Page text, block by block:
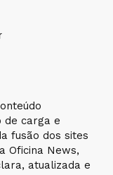
de carga e
fusão dos sites
Oficina News,
atualizada e